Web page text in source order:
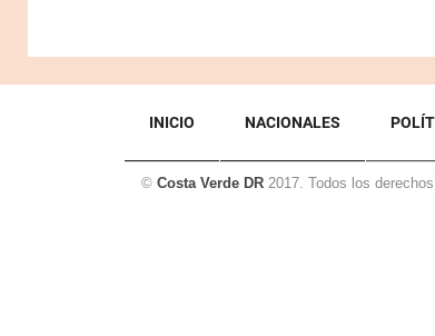
INICIO NACIONALES
© Costa Verde DR 2017. Todos los